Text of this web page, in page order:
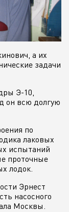
а их
задачи
Э-10,
он всю долгую
по
лаковых
испытаний
проточные
лодок.
Эрнест
насосного
Москвы.